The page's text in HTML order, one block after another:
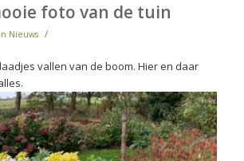
foto van de tuin
in Nieuws /
vallen van de boom. Hier en daar